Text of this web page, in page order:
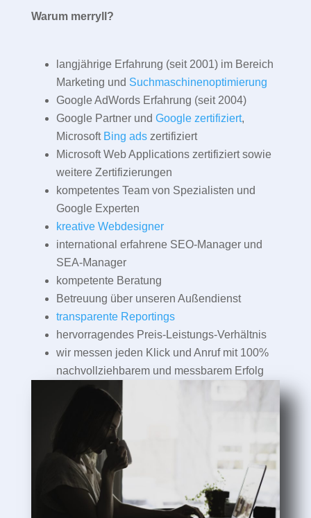
Warum merryll?
langjährige Erfahrung (seit 2001) im Bereich
Marketing und Suchmaschinenoptimierung
Google AdWords Erfahrung (seit 2004)
Google Partner und Google zertifiziert,
Microsoft Bing adszertifiziert
Microsoft Web Applications zertifiziert sowie
weitere Zertifizierungen
kompetentes Team von Spezialisten und
Google Experten
kreative Webdesigner
international erfahrene SEO-Manager und
SEA-Manager
kompetente Beratung
Betreuung über unseren Außendienst
transparente Reportings
hervorragendes Preis-Leistungs-Verhältnis
wir messen jeden Klick und Anruf mit 100%
nachvollziehbarem und messbarem Erfolg